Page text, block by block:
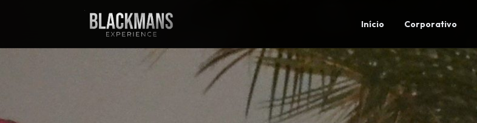
Início Corporativo